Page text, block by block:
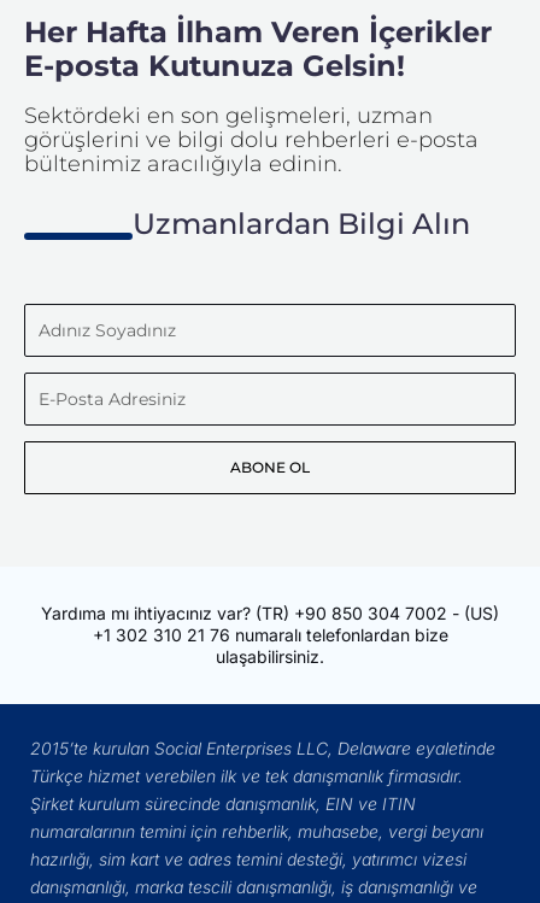
Her Hafta İlham Veren İçerikler
E-posta Kutunuza Gelsin!
Sektördeki en son gelişmeleri, uzman
görüşlerini ve bilgi dolu rehberleri e-posta
bültenimiz aracılığıyla edinin.
Uzmanlardan Bilgi Alın
Adınız
Soyadınız
E-
Posta
ABONE OL
Yardıma mı ihtiyacınız var? (TR) +90 850 304 7002 - (US)
+1 302 310 21 76 numaralı telefonlardan bize
ulaşabilirsiniz.
2015’te kurulan Social Enterprises LLC, Delaware eyaletinde
Türkçe hizmet verebilen ilk ve tek danışmanlık firmasıdır.
Şirket kurulum sürecinde danışmanlık, EIN ve ITIN
numaralarının temini için rehberlik, muhasebe, vergi beyanı
hazırlığı, sim kart ve adres temini desteği, yatırımcı vizesi
danışmanlığı, marka tescili danışmanlığı, iş danışmanlığı ve